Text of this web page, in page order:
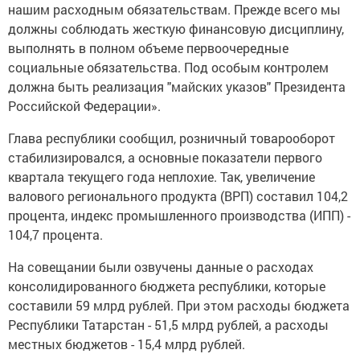
нашим расходным обязательствам. Прежде всего мы
должны соблюдать жесткую финансовую дисциплину,
выполнять в полном объеме первоочередные
социальные обязательства. Под особым контролем
должна быть реализация "майских указов" Президента
Российской Федерации».
Глава республики сообщил, розничный товарооборот
стабилизировался, а основные показатели первого
квартала текущего года неплохие. Так, увеличение
валового регионального продукта (ВРП) составил 104,2
процента, индекс промышленного производства (ИПП) -
104,7 процента.
На совещании были озвучены данные о расходах
консолидированного бюджета республики, которые
составили 59 млрд рублей. При этом расходы бюджета
Республики Татарстан - 51,5 млрд рублей, а расходы
местных бюджетов - 15,4 млрд рублей.